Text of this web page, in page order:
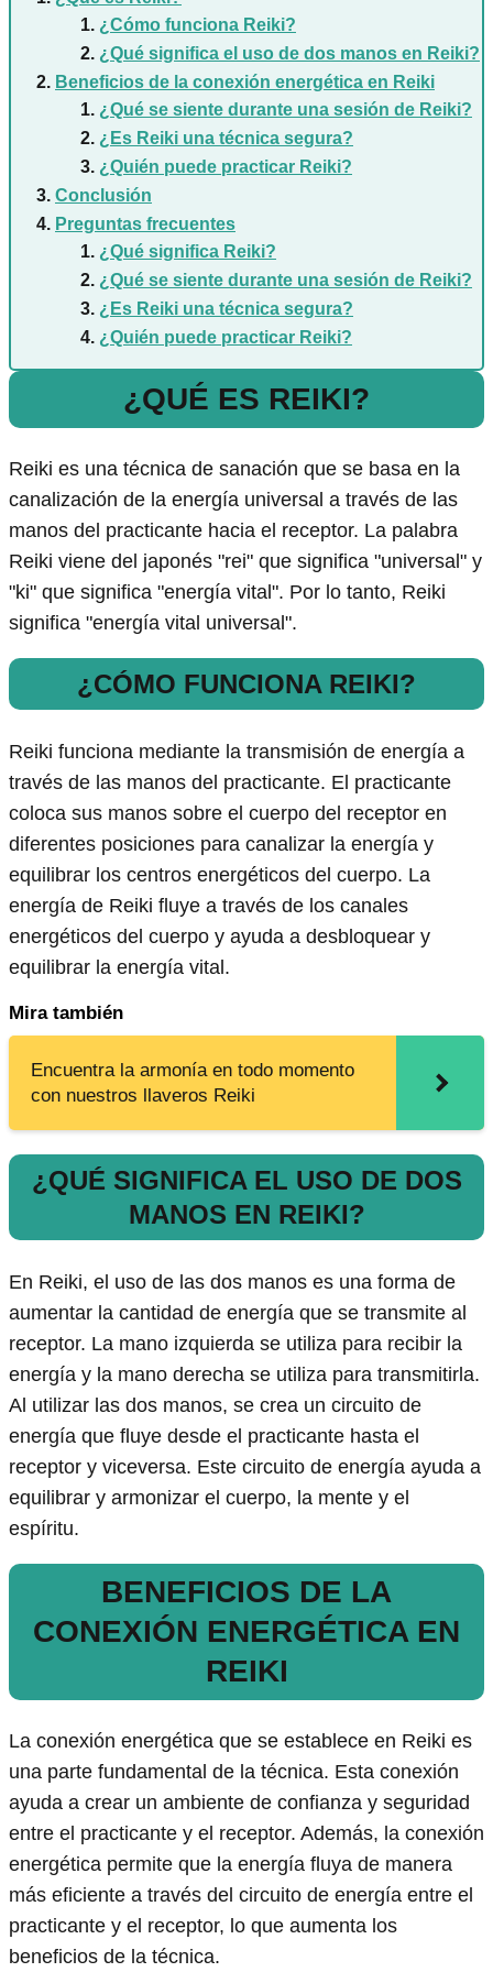
¿Cómo funciona Reiki?
¿Qué significa el uso de dos manos en Reiki?
Beneficios de la conexión energética en Reiki
¿Qué se siente durante una sesión de Reiki?
¿Es Reiki una técnica segura?
¿Quién puede practicar Reiki?
Conclusión
Preguntas frecuentes
¿Qué significa Reiki?
¿Qué se siente durante una sesión de Reiki?
¿Es Reiki una técnica segura?
¿Quién puede practicar Reiki?
¿QUÉ ES REIKI?
Reiki es una técnica de sanación que se basa en la
canalización de la energía universal a través de las
manos del practicante hacia el receptor. La palabra
Reiki viene del japonés "rei" que significa "universal" y
"ki" que significa "energía vital". Por lo tanto, Reiki
significa "energía vital universal".
¿CÓMO FUNCIONA REIKI?
Reiki funciona mediante la transmisión de energía a
través de las manos del practicante. El practicante
coloca sus manos sobre el cuerpo del receptor en
diferentes posiciones para canalizar la energía y
equilibrar los centros energéticos del cuerpo. La
energía de Reiki fluye a través de los canales
energéticos del cuerpo y ayuda a desbloquear y
equilibrar la energía vital.
Mira también
Encuentra la armonía en todo momento
con nuestros llaveros Reiki
¿QUÉ SIGNIFICA EL USO DE DOS
MANOS EN REIKI?
En Reiki, el uso de las dos manos es una forma de
aumentar la cantidad de energía que se transmite al
receptor. La mano izquierda se utiliza para recibir la
energía y la mano derecha se utiliza para transmitirla.
Al utilizar las dos manos, se crea un circuito de
energía que fluye desde el practicante hasta el
receptor y viceversa. Este circuito de energía ayuda a
equilibrar y armonizar el cuerpo, la mente y el
espíritu.
BENEFICIOS DE LA
CONEXIÓN ENERGÉTICA EN
REIKI
La conexión energética que se establece en Reiki es
una parte fundamental de la técnica. Esta conexión
ayuda a crear un ambiente de confianza y seguridad
entre el practicante y el receptor. Además, la conexión
energética permite que la energía fluya de manera
más eficiente a través del circuito de energía entre el
practicante y el receptor, lo que aumenta los
beneficios de la técnica.